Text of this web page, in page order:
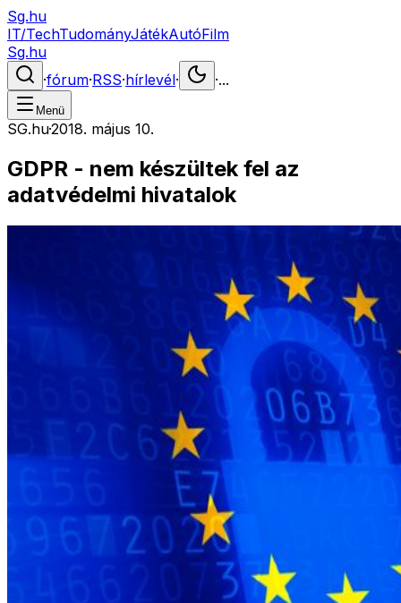
Sg.hu
IT/TechTudományJátékAutóFilm
Sg.hu
·fórum·RSS·hírlevél· ·...
Menü
SG.hu·2018. május 10.
GDPR - nem készültek fel az
adatvédelmi hivatalok